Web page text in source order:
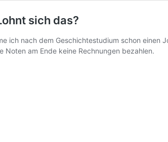
sich das?
ich nach dem Geschichtestudium schon
Noten am Ende keine Rechnungen bezahlen.